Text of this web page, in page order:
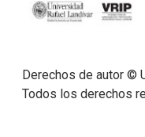
Derechos de autor ©
Todos los derechos